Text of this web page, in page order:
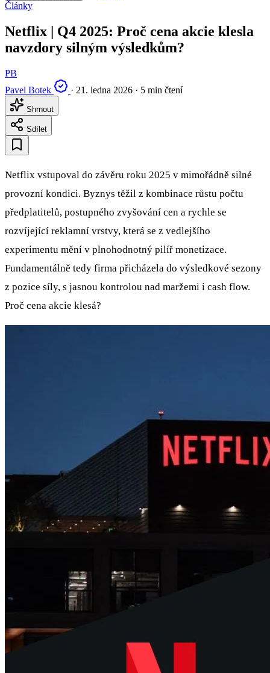
Články
Netflix | Q4 2025: Proč cena akcie klesla
navzdory silným výsledkům?
PB
Pavel Botek
· 21. ledna 2026 · 5 min čtení
Shrnout
Sdílet
Netflix vstupoval do závěru roku 2025 v mimořádně silné
provozní kondici. Byznys těžil z kombinace růstu počtu
předplatitelů, postupného zvyšování cen a rychle se
rozvíjející reklamní vrstvy, která se z vedlejšího
experimentu mění v plnohodnotný pilíř monetizace.
Fundamentálně tedy firma přicházela do výsledkové sezony
z pozice síly, s jasnou kontrolou nad maržemi i cash flow.
Proč cena akcie klesá?